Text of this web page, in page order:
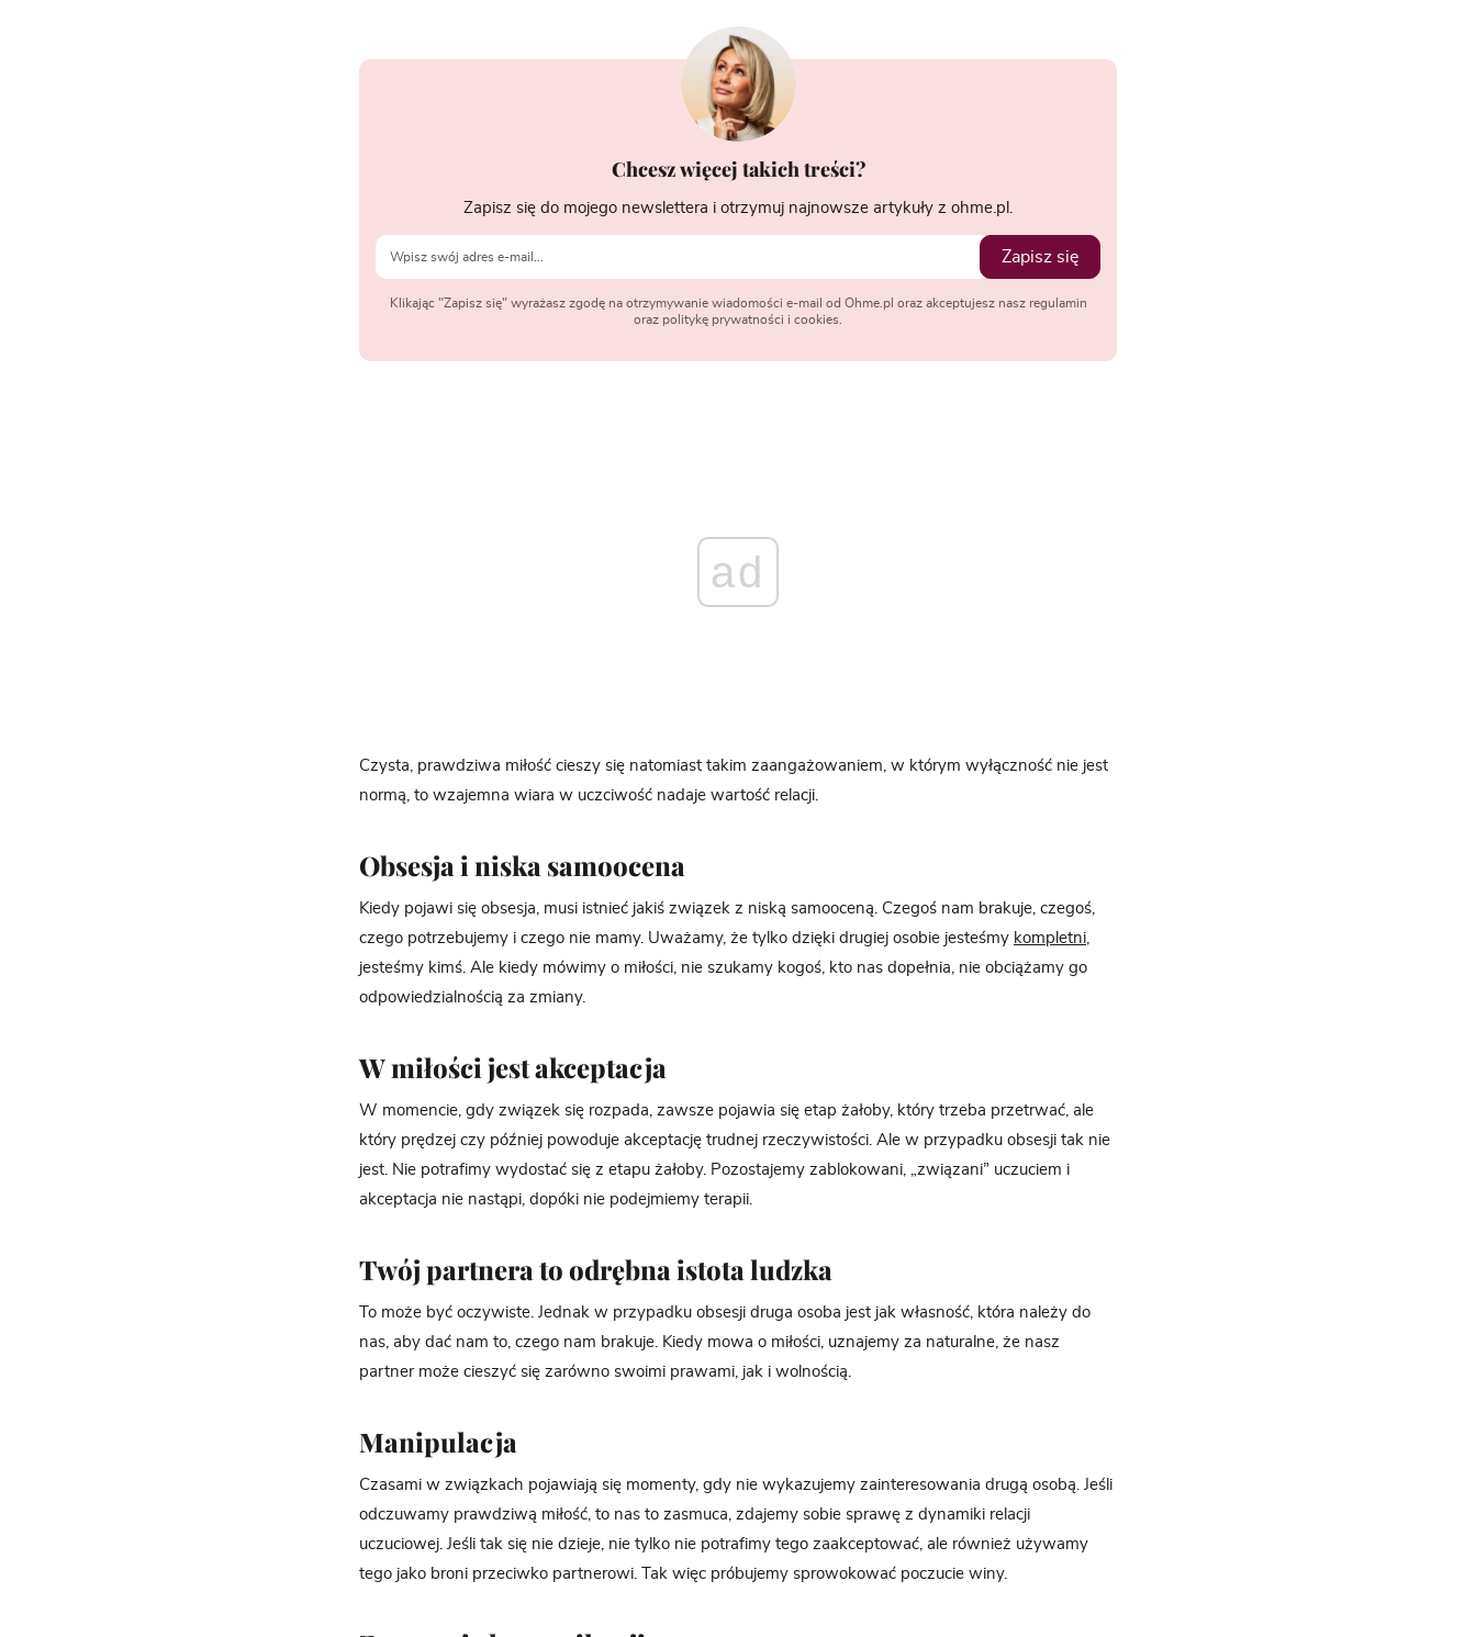
Chcesz więcej takich treści?
Zapisz się do mojego newslettera i otrzymuj najnowsze artykuły z ohme.pl.
Zapisz się
Klikając "Zapisz się" wyrażasz zgodę na otrzymywanie wiadomości e-mail od Ohme.pl oraz akceptujesz nasz regulamin
oraz politykę prywatności i cookies.
ad
Czysta, prawdziwa miłość cieszy się natomiast takim zaangażowaniem, w którym wyłączność nie jest
normą, to wzajemna wiara w uczciwość nadaje wartość relacji.
Obsesja i niska samoocena
Kiedy pojawi się obsesja, musi istnieć jakiś związek z niską samooceną. Czegoś nam brakuje, czegoś,
czego potrzebujemy i czego nie mamy. Uważamy, że tylko dzięki drugiej osobie jesteśmy kompletni
jesteśmy kimś. Ale kiedy mówimy o miłości, nie szukamy kogoś, kto nas dopełnia, nie obciążamy go
odpowiedzialnością za zmiany.
W miłości jest akceptacja
W momencie, gdy związek się rozpada, zawsze pojawia się etap żałoby, który trzeba przetrwać, ale
który prędzej czy później powoduje akceptację trudnej rzeczywistości. Ale w przypadku obsesji tak nie
jest. Nie potrafimy wydostać się z etapu żałoby. Pozostajemy zablokowani, „związani” uczuciem i
akceptacja nie nastąpi, dopóki nie podejmiemy terapii.
Twój partnera to odrębna istota ludzka
To może być oczywiste. Jednak w przypadku obsesji druga osoba jest jak własność, która należy do
nas, aby dać nam to, czego nam brakuje. Kiedy mowa o miłości, uznajemy za naturalne, że nasz
partner może cieszyć się zarówno swoimi prawami, jak i wolnością.
Manipulacja
Czasami w związkach pojawiają się momenty, gdy nie wykazujemy zainteresowania drugą osobą. Jeśli
odczuwamy prawdziwą miłość, to nas to zasmuca, zdajemy sobie sprawę z dynamiki relacji
uczuciowej. Jeśli tak się nie dzieje, nie tylko nie potrafimy tego zaakceptować, ale również używamy
tego jako broni przeciwko partnerowi. Tak więc próbujemy sprowokować poczucie winy.